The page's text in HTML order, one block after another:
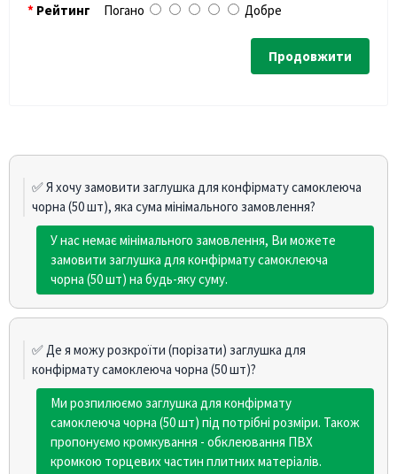
Рейтинг Погано Добре
Продовжити
✅ Я хочу замовити заглушка для конфірмату самоклеюча
чорна (50 шт), яка сума мінімального замовлення?
У нас немає мінімального замовлення, Ви можете
замовити заглушка для конфірмату самоклеюча
чорна (50 шт) на будь-яку суму.
✅ Де я можу розкроїти (порізати) заглушка для
конфірмату самоклеюча чорна (50 шт)?
Ми розпилюємо заглушка для конфірмату
самоклеюча чорна (50 шт) під потрібні розміри. Також
пропонуємо кромкування - обклеювання ПВХ
кромкою торцевих частин плитних матеріалів.